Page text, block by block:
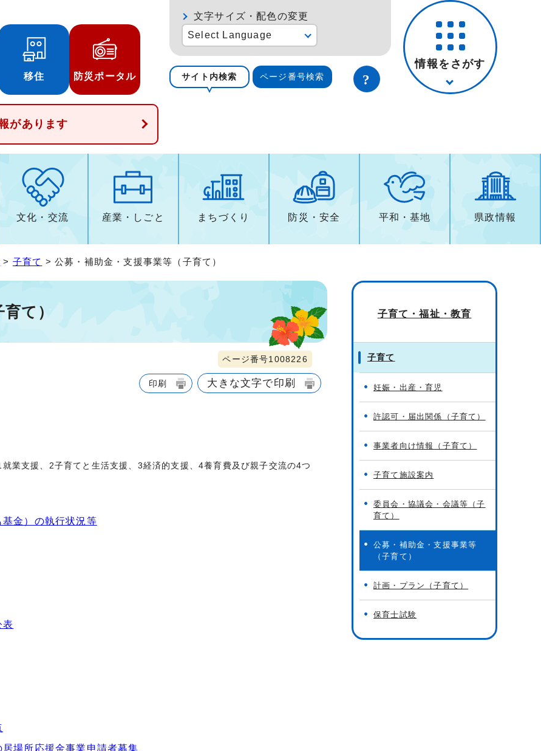
移住 防災ポータル
があります
文字サイズ・配色の変更
Select Language
サイト内検索 ページ番号検索
情報をさがす
文化・交流 産業・しごと まちづくり 防災・安全 平和・基地 県政情報
> 子育て > 公募・補助金・支援事業等（子育て）
て）
ページ番号1008226
印刷 大きな文字で印刷
業支援、2子育てと生活支援、3経済的支援、4養育費及び親子交流の4つ
金）の執行状況等
表
場所応援金事業申請者募集
子育て・福祉・教育
子育て
妊娠・出産・育児
許認可・届出関係（子育て）
事業者向け情報（子育て）
子育て施設案内
委員会・協議会・会議等（子
育て）
公募・補助金・支援事業等
（子育て）
計画・プラン（子育て）
保育士試験